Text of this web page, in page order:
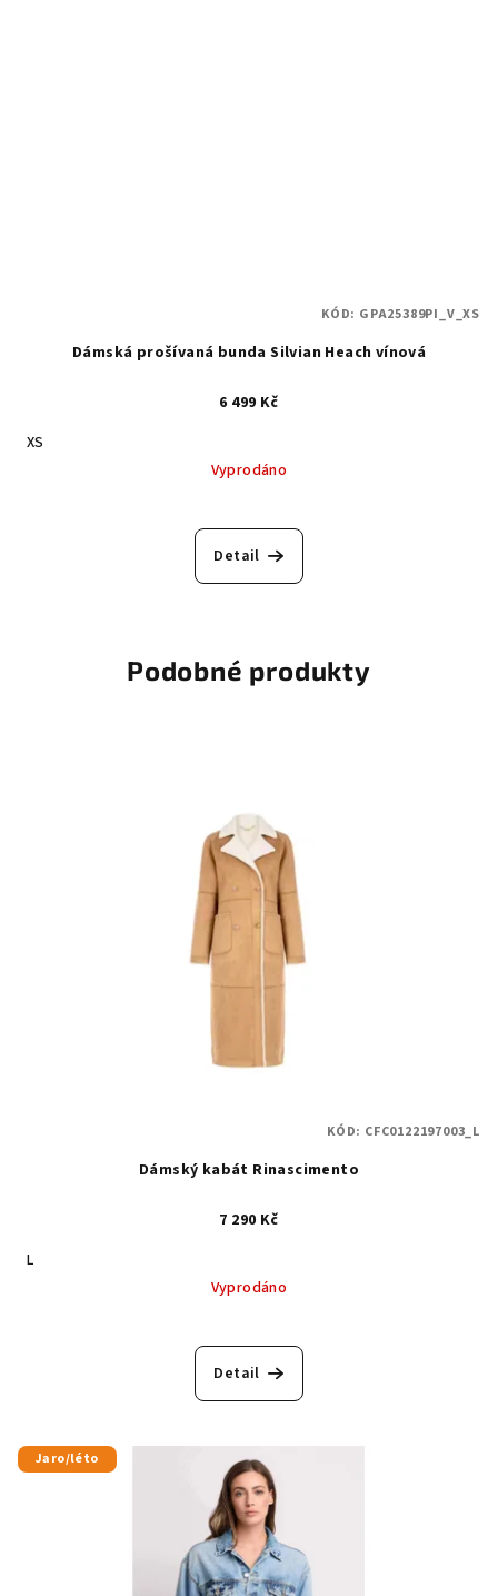
Dámská prošívaná bunda Silvian Heach vínová
6 499 Kč
XS
Vyprodáno
Detail
KÓD: GPA25389PI_V_XS
Podobné produkty
Dámský kabát Rinascimento
7 290 Kč
L
Vyprodáno
Detail
KÓD: CFC0122197003_L
Jaro/léto